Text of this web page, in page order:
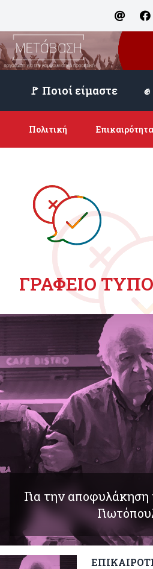
🚩 Ποιοί είμαστε
Πολιτική Επικαιρότητα
ΓΡΑΦΕΙΟ
Για την